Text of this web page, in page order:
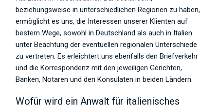
beziehungsweise in unterschiedlichen Regionen zu haben,
ermöglicht es uns, die Interessen unserer Klienten auf
bestem Wege, sowohl in Deutschland als auch in Italien
unter Beachtung der eventuellen regionalen Unterschiede
zu vertreten. Es erleichtert uns ebenfalls den Briefverkehr
und die Korrespondenz mit den jeweiligen Gerichten,
Banken, Notaren und den Konsulaten in beiden Ländern.
Wofür wird ein Anwalt für italienisches